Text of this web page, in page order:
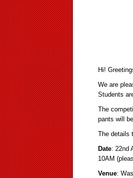
ご不
下
たくさ
Hi!
We are
Students
The
pants will
The details
Date: 22nd
10AM
Venue: